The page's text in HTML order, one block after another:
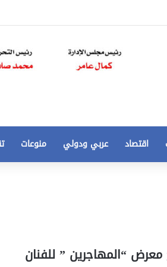
اقتصاد عربي ودولي منوعات
معرض “المهاجرين ” للفنان
تخفيض سعر المتر من 250 الي 50 جنيها